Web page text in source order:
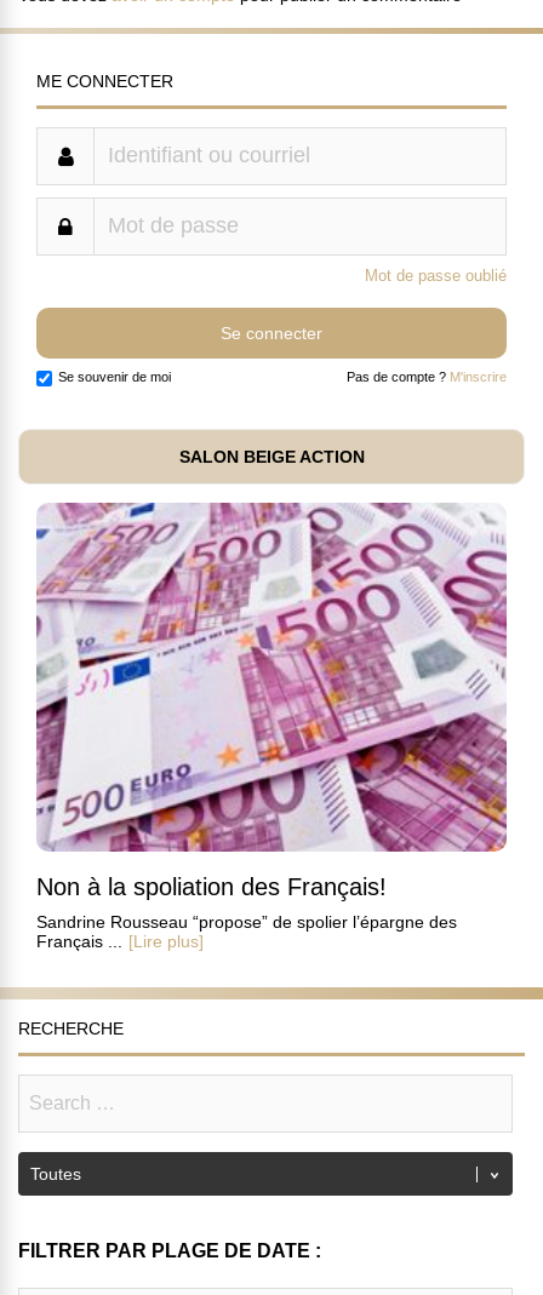
ME CONNECTER
Mot de passe oublié
Se souvenir de moi Pas de compte ? M'inscrire
SALON BEIGE ACTION
Non à la spoliation des Français!
Sandrine Rousseau “propose” de spolier l’épargne des
Français ... [Lire plus]
RECHERCHE
FILTRER PAR PLAGE DE DATE :